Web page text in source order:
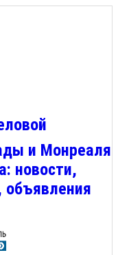
и Монреаля
новости,
объявления